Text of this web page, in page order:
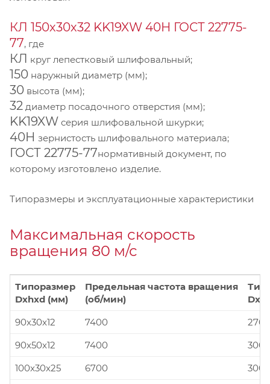
КЛ 150х30х32 KK19XW 40Н ГОСТ 22775-
77, где
КЛ круг лепестковый шлифовальный;
150 наружный диаметр (мм);
30 высота (мм);
32 диаметр посадочного отверстия (мм);
KK19XW серия шлифовальной шкурки;
40Н зернистость шлифовального материала;
ГОСТ 22775-77нормативный документ, по
которому изготовлено изделие.
Типоразмеры и эксплуатационные характеристики
Максимальная скорость
вращения 80 м/с
Типоразмер
Dxhxd (мм)
Предельная частота вращения
(об/мин)
90x30x12
7400
90x50x12
7400
100x30x25
6700